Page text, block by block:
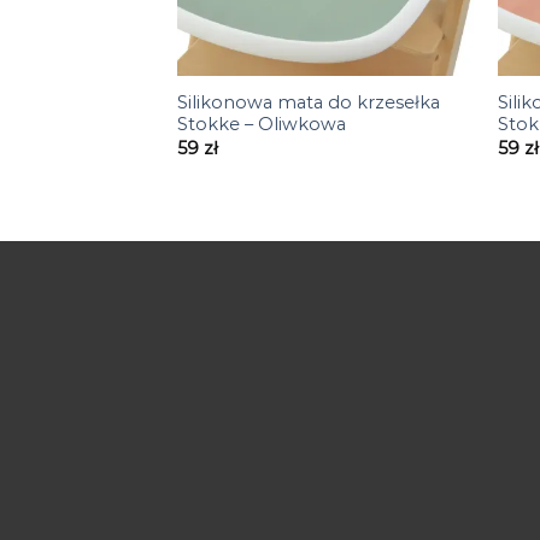
Silikonowa mata do krzesełka
Stokke – Oliwkowa
59 zł
59 zł